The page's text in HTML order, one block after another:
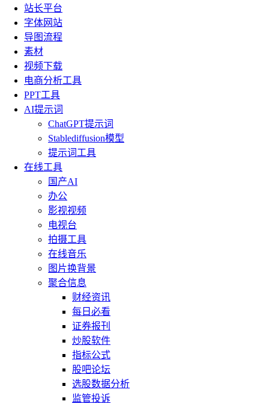
站长平台
字体网站
导图流程
素材
视频下载
电商分析工具
PPT工具
AI提示词
ChatGPT提示词
Stablediffusion模型
提示词工具
在线工具
国产AI
办公
影视视频
电视台
拍摄工具
在线音乐
图片换背景
聚合信息
财经资讯
每日必看
证券报刊
炒股软件
指标公式
股吧论坛
选股数据分析
监管投诉